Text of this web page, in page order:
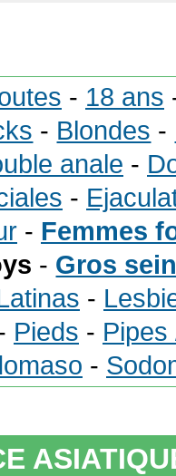
- 18 ans
- Blondes -
anale -
-
- Femmes
- Gros
-
Pieds -
-